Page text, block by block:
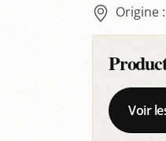
Origine
Voir